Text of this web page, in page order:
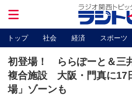
トップ 社会 経済 スポーツ
初登場！ ららぽーと＆三
複合施設 大阪・門真に
場」ゾーンも